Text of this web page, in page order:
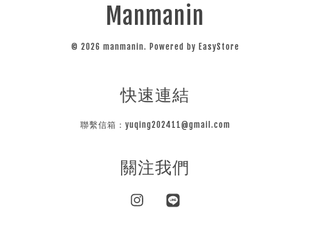
Manmanin
© 2026 manmanin. Powered by EasyStore
快速連結
聯繫信箱：yuqing202411@gmail.com
關注我們
Instagram